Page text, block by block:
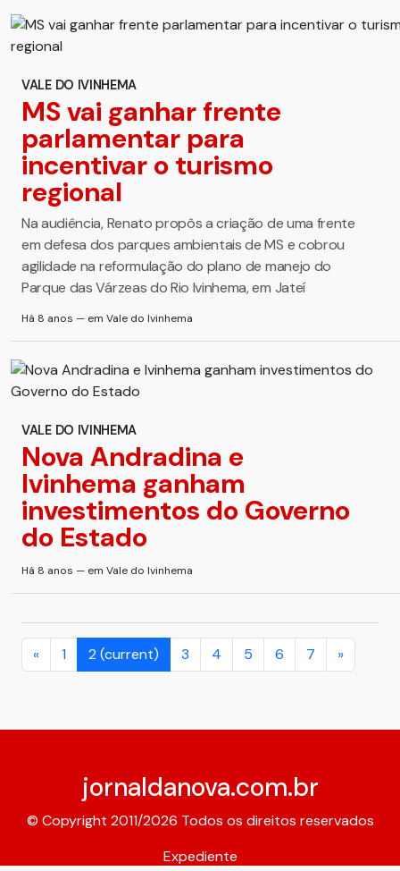
VALE DO IVINHEMA
MS vai ganhar frente
parlamentar para
incentivar o turismo
regional
Na audiência, Renato propôs a criação de uma frente
em defesa dos parques ambientais de MS e cobrou
agilidade na reformulação do plano de manejo do
Parque das Várzeas do Rio Ivinhema, em Jateí
Há 8 anos — em Vale do Ivinhema
VALE DO IVINHEMA
Nova Andradina e
Ivinhema ganham
investimentos do Governo
do Estado
Há 8 anos — em Vale do Ivinhema
« 1 2 (current) 3 4 5 6 7 »
jornaldanova.com.br
© Copyright 2011/2026 Todos os direitos reservados
Expediente